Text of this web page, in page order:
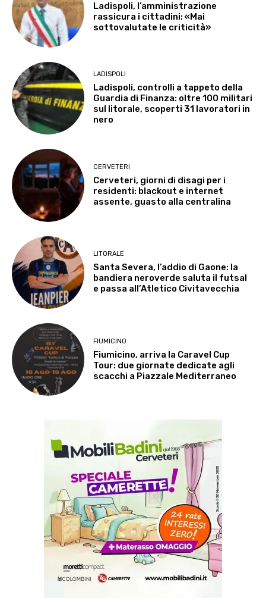
Ladispoli, l’amministrazione
rassicura i cittadini: «Mai
sottovalutate le criticità»
LADISPOLI
Ladispoli, controlli a tappeto della
Guardia di Finanza: oltre 100 militari
sul litorale, scoperti 31 lavoratori in
nero
CERVETERI
Cerveteri, giorni di disagi per i
residenti: blackout e internet
assente, guasto alla centralina
LITORALE
Santa Severa, l’addio di Gaone: la
bandiera neroverde saluta il futsal
e passa all’Atletico Civitavecchia
FIUMICINO
Fiumicino, arriva la Caravel Cup
Tour: due giornate dedicate agli
scacchi a Piazzale Mediterraneo